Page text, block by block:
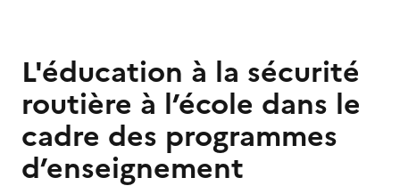
L'éducation à la sécurité
routière à l’école dans le
cadre des programmes
d’enseignement